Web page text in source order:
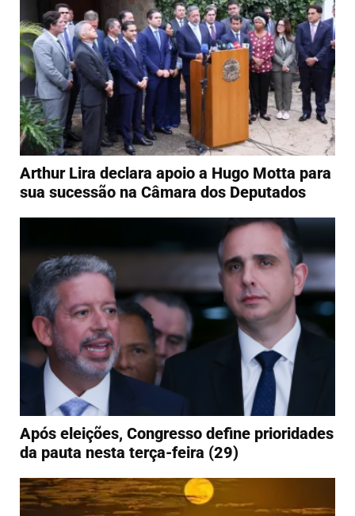
Arthur Lira declara apoio a Hugo Motta para
sua sucessão na Câmara dos Deputados
Após eleições, Congresso define prioridades
da pauta nesta terça-feira (29)